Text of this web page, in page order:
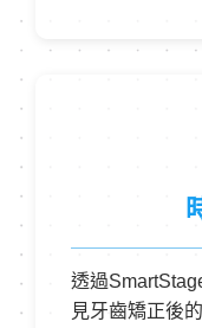
透過
見牙齒矯正後